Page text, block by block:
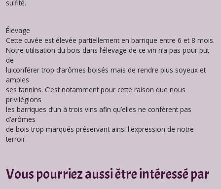
sulfité.
Élevage
Cette cuvée est élevée partiellement en barrique entre 6 et 8 mois.
Notre utilisation du bois dans l’élevage de ce vin n’a pas pour but
de
luiconférer trop d’arômes boisés mais de rendre plus soyeux et
amples
ses tannins. C’est notamment pour cette raison que nous
privilégions
les barriques d’un à trois vins afin qu’elles ne confèrent pas
d’arômes
de bois trop marqués préservant ainsi l'expression de notre
terroir.
Vous pourriez aussi être intéressé par